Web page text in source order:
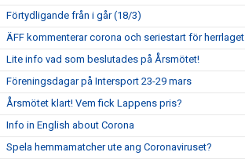
Förtydligande från i går (18/3)
ÄFF kommenterar corona och seriestart för herrlaget
Lite info vad som beslutades på Årsmötet!
Föreningsdagar på Intersport 23-29 mars
Årsmötet klart! Vem fick Lappens pris?
Info in English about Corona
Spela hemmamatcher ute ang Coronaviruset?